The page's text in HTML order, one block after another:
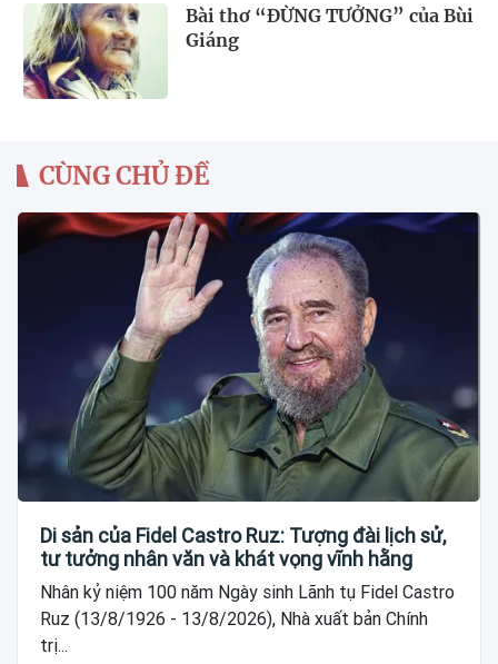
Bài thơ “ĐỪNG TƯỞNG” của Bùi
Giáng
CÙNG CHỦ ĐỀ
Di sản của Fidel Castro Ruz: Tượng đài lịch sử,
tư tưởng nhân văn và khát vọng vĩnh hằng
Nhân kỷ niệm 100 năm Ngày sinh Lãnh tụ Fidel Castro
Ruz (13/8/1926 - 13/8/2026), Nhà xuất bản Chính
trị...